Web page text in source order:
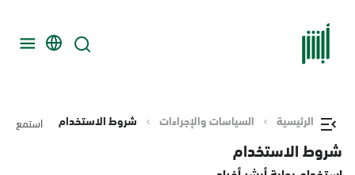
الرئيسية السياسات والإجراءات شروط الاستخدام استمع
شروط الاستخدام